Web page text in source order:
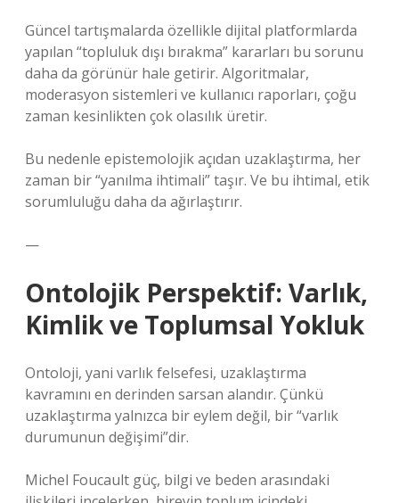
Güncel tartışmalarda özellikle dijital platformlarda
yapılan “topluluk dışı bırakma” kararları bu sorunu
daha da görünür hale getirir. Algoritmalar,
moderasyon sistemleri ve kullanıcı raporları, çoğu
zaman kesinlikten çok olasılık üretir.
Bu nedenle epistemolojik açıdan uzaklaştırma, her
zaman bir “yanılma ihtimali” taşır. Ve bu ihtimal, etik
sorumluluğu daha da ağırlaştırır.
—
Ontolojik Perspektif: Varlık,
Kimlik ve Toplumsal Yokluk
Ontoloji, yani varlık felsefesi, uzaklaştırma
kavramını en derinden sarsan alandır. Çünkü
uzaklaştırma yalnızca bir eylem değil, bir “varlık
durumunun değişimi”dir.
Michel Foucault güç, bilgi ve beden arasındaki